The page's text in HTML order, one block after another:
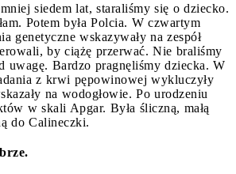
siedem lat, staraliśmy się o dziecko.
Potem była Polcia. W czwartym
genetyczne wskazywały na zespół
by ciążę przerwać. Nie braliśmy
uwagę. Bardzo pragnęliśmy dziecka. W
z krwi pępowinowej wykluczyły
na wodogłowie. Po urodzeniu
w skali Apgar. Była śliczną, małą
do Calineczki.